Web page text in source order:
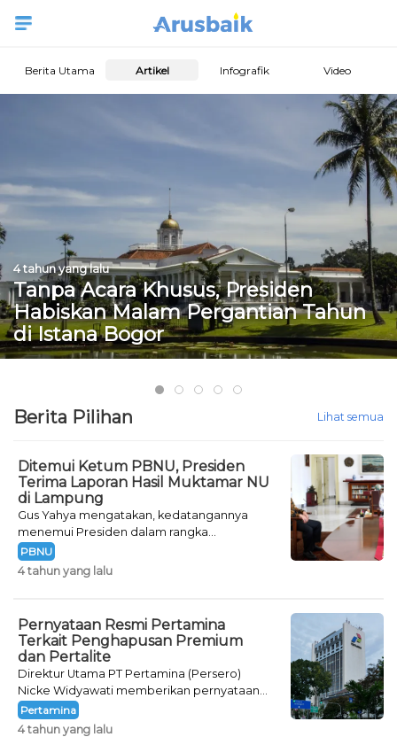
Berita Utama Artikel Infografik Video
4 tahun yang lalu
Tanpa Acara Khusus, Presiden
Habiskan Malam Pergantian Tahun
di Istana Bogor
Berita Pilihan Lihat semua
Ditemui Ketum PBNU, Presiden
Terima Laporan Hasil Muktamar NU
di Lampung
Gus Yahya mengatakan, kedatangannya
menemui Presiden dalam rangka
melaporkan hasil Muktamar ke-34 NU.
PBNU
4 tahun yang lalu
Pernyataan Resmi Pertamina
Terkait Penghapusan Premium
dan Pertalite
Direktur Utama PT Pertamina (Persero)
Nicke Widyawati memberikan pernyataan
resminya terkait wacana penghapusan BBM
Premium dan Pertalite.
Pertamina
4 tahun yang lalu